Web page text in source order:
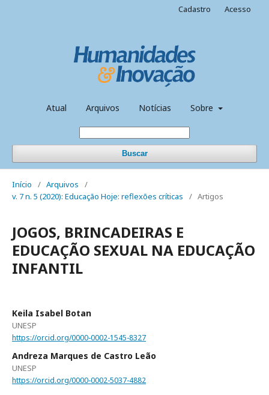
Atual Arquivos Notícias Sobre
Buscar
Cadastro Acesso
Início / Arquivos
/
v. 7 n. 5 (2020): Educação Hoje: reflexões críticas
/ Artigos
JOGOS, BRINCADEIRAS E
EDUCAÇÃO SEXUAL NA EDUCAÇÃO
INFANTIL
Keila Isabel Botan
UNESP
https://orcid.org/0000-0002-1545-8327
Andreza Marques de Castro Leão
UNESP
https://orcid.org/0000-0002-5037-4882